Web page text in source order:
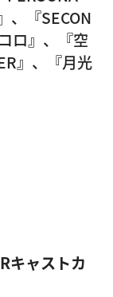
、『SECON
ロ』、『空
』、『月光
キャストカ